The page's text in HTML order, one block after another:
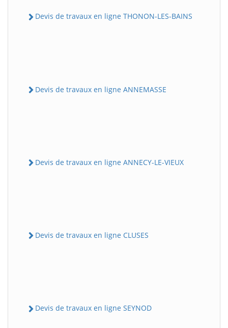
Devis de travaux en ligne THONON-LES-BAINS
Devis de travaux en ligne ANNEMASSE
Devis de travaux en ligne ANNECY-LE-VIEUX
Devis de travaux en ligne CLUSES
Devis de travaux en ligne SEYNOD